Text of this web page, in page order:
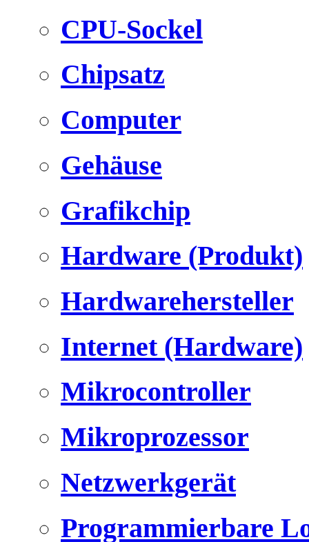
CPU-Sockel
Chipsatz
Computer
Gehäuse
Grafikchip
Hardware (Produkt)
Hardwarehersteller
Internet (Hardware)
Mikrocontroller
Mikroprozessor
Netzwerkgerät
Programmierbare